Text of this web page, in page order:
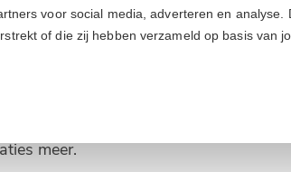
voor social media, adverteren en analyse.
of die zij hebben verzameld op basis van
meer.